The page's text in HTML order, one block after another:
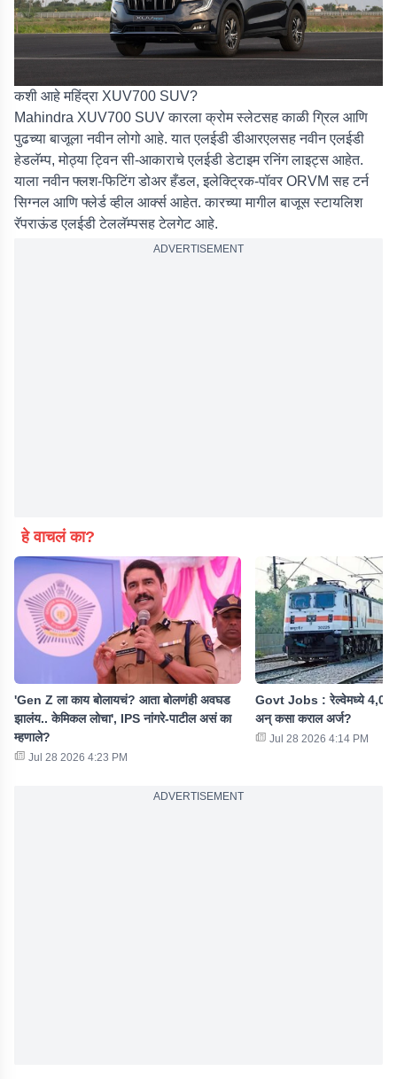
कशी आहे महिंद्रा XUV700 SUV?
Mahindra XUV700 SUV कारला क्रोम स्लेटसह काळी ग्रिल आणि
पुढच्या बाजूला नवीन लोगो आहे. यात एलईडी डीआरएलसह नवीन एलईडी
हेडलॅम्प, मोठ्या ट्विन सी-आकाराचे एलईडी डेटाइम रनिंग लाइट्स आहेत.
याला नवीन फ्लश-फिटिंग डोअर हँडल, इलेक्ट्रिक-पॉवर ORVM सह टर्न
सिग्नल आणि फ्लेर्ड व्हील आर्क्स आहेत. कारच्या मागील बाजूस स्टायलिश
रॅपराऊंड एलईडी टेललॅम्पसह टेलगेट आहे.
ADVERTISEMENT
हे वाचलं का?
'Gen Z ला काय बोलायचं? आता बोलणंही अवघड
झालंय.. केमिकल लोचा', IPS नांगरे-पाटील असं का
म्हणाले?
Jul 28 2026 4:23 PM
Govt Jobs : रेल्वेमध्ये 4,098
अन् कसा कराल अर्ज?
Jul 28 2026 4:14 PM
ADVERTISEMENT